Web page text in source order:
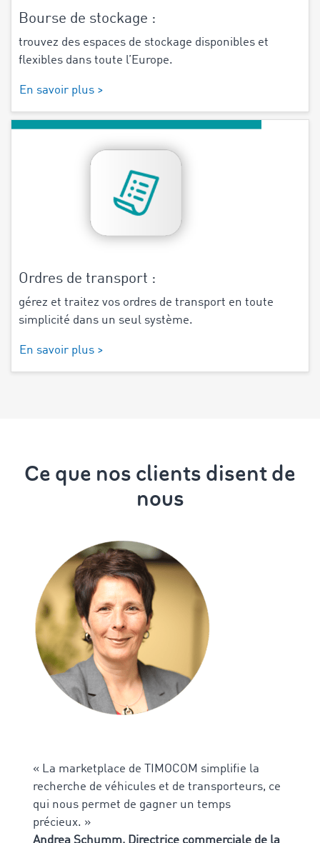
Bourse de stockage :
trouvez des espaces de stockage disponibles et
flexibles dans toute l’Europe.
En savoir plus >
Ordres de transport :
gérez et traitez vos ordres de transport en toute
simplicité dans un seul système.
En savoir plus >
Ce que nos clients disent de
nous
« La marketplace de TIMOCOM simplifie la
recherche de véhicules et de transporteurs, ce
qui nous permet de gagner un temps
précieux. »
Andrea Schumm, Directrice commerciale de la